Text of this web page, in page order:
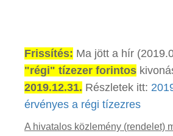
Frissítés: Ma jött a hír
"régi" tízezer forintos
2019.12.31. Részletek itt:
érvényes a régi tízezres
A hivatalos közlemény (rendelet)